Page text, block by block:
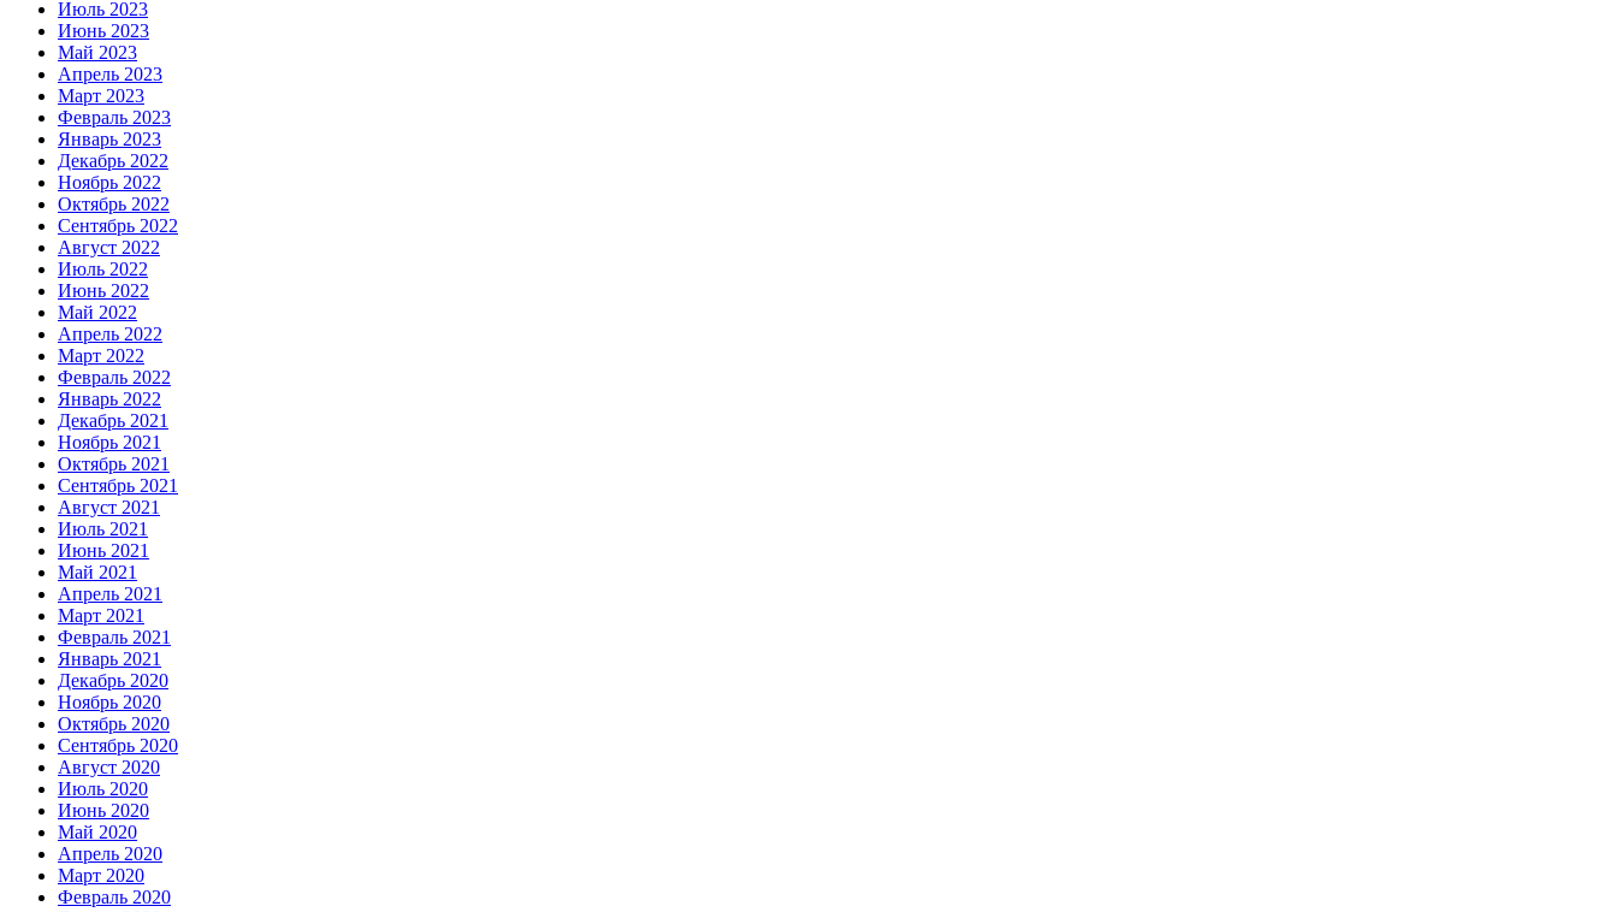
Июль 2023
Июнь 2023
Май 2023
Апрель 2023
Март 2023
Февраль 2023
Январь 2023
Декабрь 2022
Ноябрь 2022
Октябрь 2022
Сентябрь 2022
Август 2022
Июль 2022
Июнь 2022
Май 2022
Апрель 2022
Март 2022
Февраль 2022
Январь 2022
Декабрь 2021
Ноябрь 2021
Октябрь 2021
Сентябрь 2021
Август 2021
Июль 2021
Июнь 2021
Май 2021
Апрель 2021
Март 2021
Февраль 2021
Январь 2021
Декабрь 2020
Ноябрь 2020
Октябрь 2020
Сентябрь 2020
Август 2020
Июль 2020
Июнь 2020
Май 2020
Апрель 2020
Март 2020
Февраль 2020